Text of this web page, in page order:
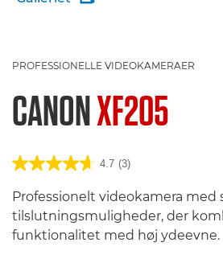
PROFESSIONELLE VIDEOKAMERAER
CANONXF205
4.7 (3)
Professionelt videokamera med
tilslutningsmuligheder, der
funktionalitet med høj ydeevne.